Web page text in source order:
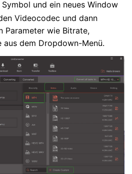
Symbol und ein neues Window
Videocodec und dann
Parameter wie Bitrate,
aus dem Dropdown-Menü.